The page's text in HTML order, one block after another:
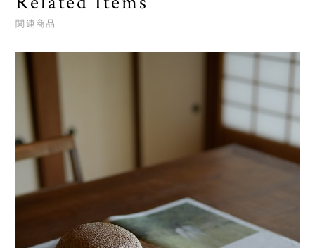
関連商品